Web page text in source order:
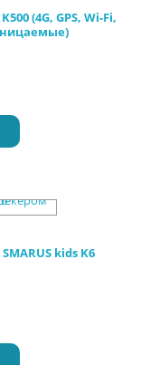
(4G, GPS, Wi-Fi,
kids K6